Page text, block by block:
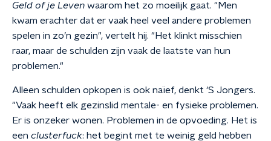
Geld of je Leven waarom het zo moeilijk gaat. "Men
kwam erachter dat er vaak heel veel andere problemen
spelen in zo’n gezin", vertelt hij. "Het klinkt misschien
raar, maar de schulden zijn vaak de laatste van hun
problemen."
Alleen schulden opkopen is ook naïef, denkt 'S Jongers.
"Vaak heeft elk gezinslid mentale- en fysieke problemen.
Er is onzeker wonen. Problemen in de opvoeding. Het is
een clusterfuck: het begint met te weinig geld hebben